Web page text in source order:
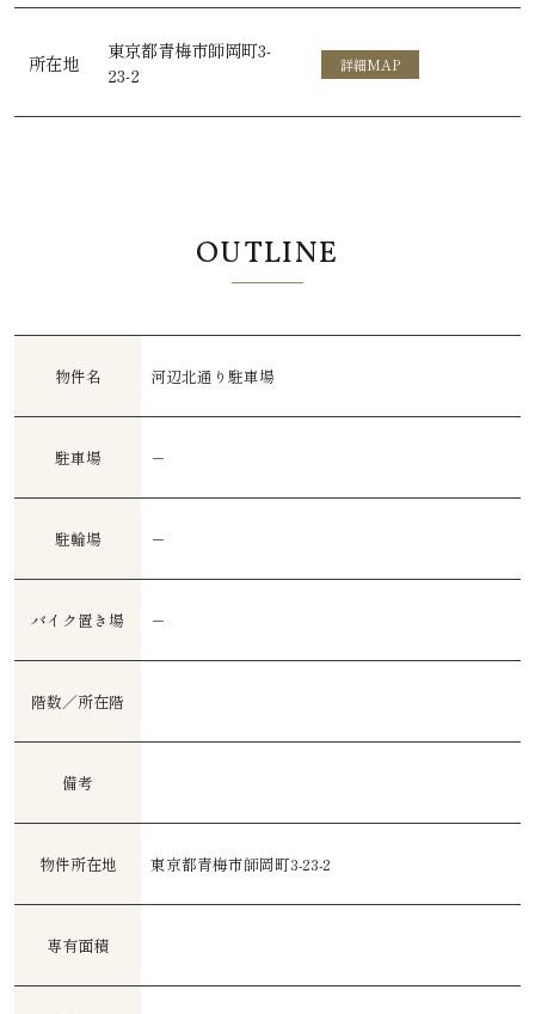
所在地
東京都青梅市師岡町3-
23-2
詳細MAP
OUTLINE
物件名 河辺北通り駐車場
駐車場 －
駐輪場 －
バイク置き場 －
階数／所在階
備考
物件所在地 東京都青梅市師岡町3-23-2
専有面積